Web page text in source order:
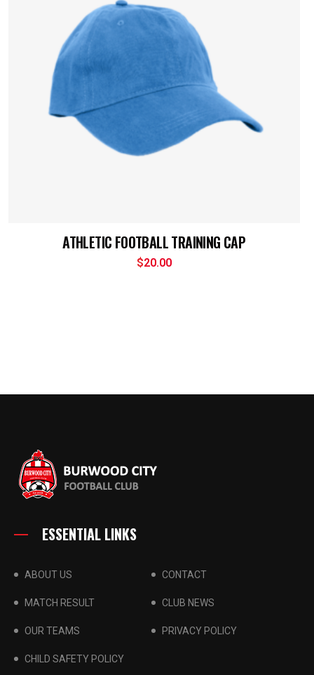
ATHLETIC FOOTBALL TRAINING CAP
$20.00
ESSENTIAL LINKS
ABOUT US CONTACT
MATCH RESULT CLUB NEWS
OUR TEAMS PRIVACY POLICY
CHILD SAFETY POLICY